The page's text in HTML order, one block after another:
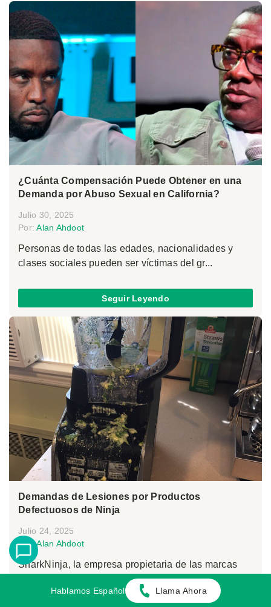
¿Cuánta Compensación Puede Obtener en una
Demanda por Abuso Sexual en California?
Julio 30, 2025
Por:Alan Ahdoot
Personas de todas las edades, nacionalidades y
clases sociales pueden ser víctimas del gr...
Seguir Leyendo
Demandas de Lesiones por Productos
Defectuosos de Ninja
Julio 24, 2025
Por:Alan Ahdoot
SharkNinja, la empresa propietaria de las marcas
Shark y Ninja, está pasando por un momen...
Hablamos Español Llama Ahora